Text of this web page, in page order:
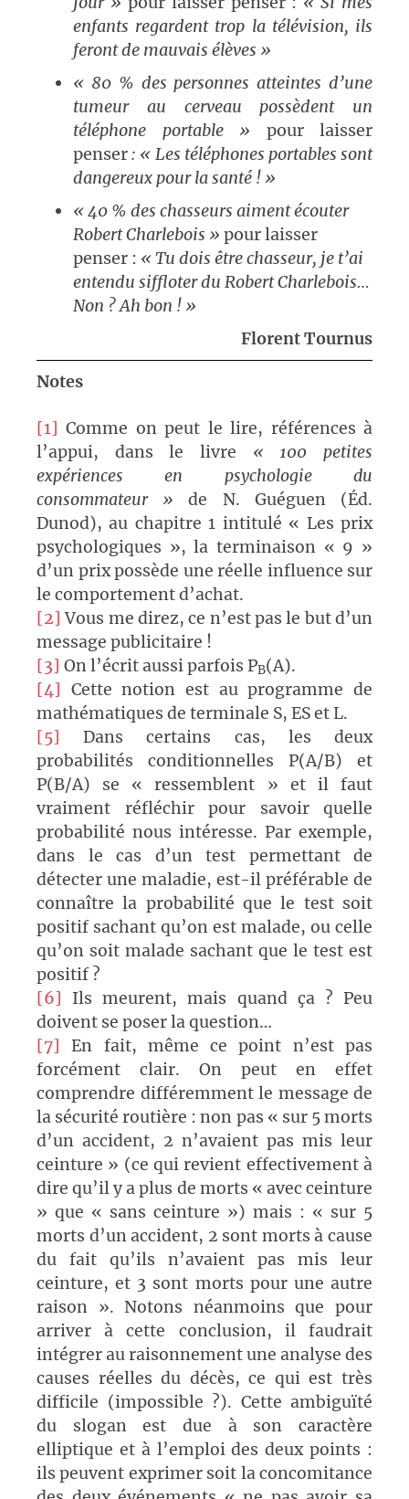
enfants regardent trop la télévision, ils
feront de mauvais élèves »
« 80 % des personnes atteintes d’une
tumeur au cerveau possèdent un
téléphone portable » pour laisser
penser: « Les téléphones portables sont
dangereux pour la santé ! »
« 40 % des chasseurs aiment écouter
Robert Charlebois » pour laisser
penser : « Tu dois être chasseur, je t’ai
entendu siffloter du Robert Charlebois…
Non ? Ah bon ! »
Florent Tournus
Notes
[1] Comme on peut le lire, références à
l’appui, dans le livre « 100 petites
expériences en psychologie du
consommateur » de N. Guéguen (Éd.
Dunod), au chapitre 1 intitulé « Les prix
psychologiques », la terminaison « 9 »
d’un prix possède une réelle influence sur
le comportement d’achat.
[2] Vous me direz, ce n’est pas le but d’un
message publicitaire !
[3] On l’écrit aussi parfois PB(A).
[4] Cette notion est au programme de
mathématiques de terminale S, ES et L.
[5] Dans certains cas, les deux
probabilités conditionnelles P(A/B) et
P(B/A) se « ressemblent » et il faut
vraiment réfléchir pour savoir quelle
probabilité nous intéresse. Par exemple,
dans le cas d’un test permettant de
détecter une maladie, est-il préférable de
connaître la probabilité que le test soit
positif sachant qu’on est malade, ou celle
qu’on soit malade sachant que le test est
positif ?
[6] Ils meurent, mais quand ça ? Peu
doivent se poser la question…
[7] En fait, même ce point n’est pas
forcément clair. On peut en effet
comprendre différemment le message de
la sécurité routière : non pas « sur 5 morts
d’un accident, 2 n’avaient pas mis leur
ceinture » (ce qui revient effectivement à
dire qu’il y a plus de morts « avec ceinture
» que « sans ceinture ») mais : « sur 5
morts d’un accident, 2 sont morts à cause
du fait qu’ils n’avaient pas mis leur
ceinture, et 3 sont morts pour une autre
raison ». Notons néanmoins que pour
arriver à cette conclusion, il faudrait
intégrer au raisonnement une analyse des
causes réelles du décès, ce qui est très
difficile (impossible ?). Cette ambiguïté
du slogan est due à son caractère
elliptique et à l’emploi des deux points :
ils peuvent exprimer soit la concomitance